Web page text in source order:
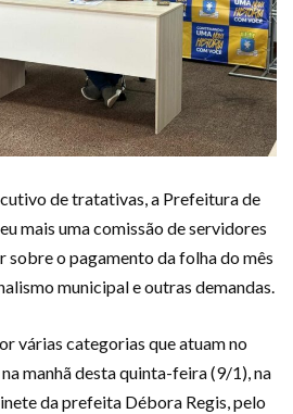
de tratativas, a Prefeitura de
mais uma comissão de servidores
sobre o pagamento da folha do mês
municipal e outras demandas.
várias categorias que atuam no
manhã desta quinta-feira (9/1), na
da prefeita Débora Regis, pelo